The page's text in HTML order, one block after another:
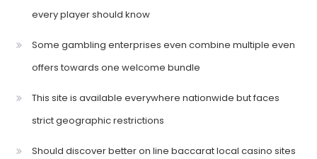
every player should know
Some gambling enterprises even combine multiple even
offers towards one welcome bundle
This site is available everywhere nationwide but faces
strict geographic restrictions
Should discover better on line baccarat local casino sites